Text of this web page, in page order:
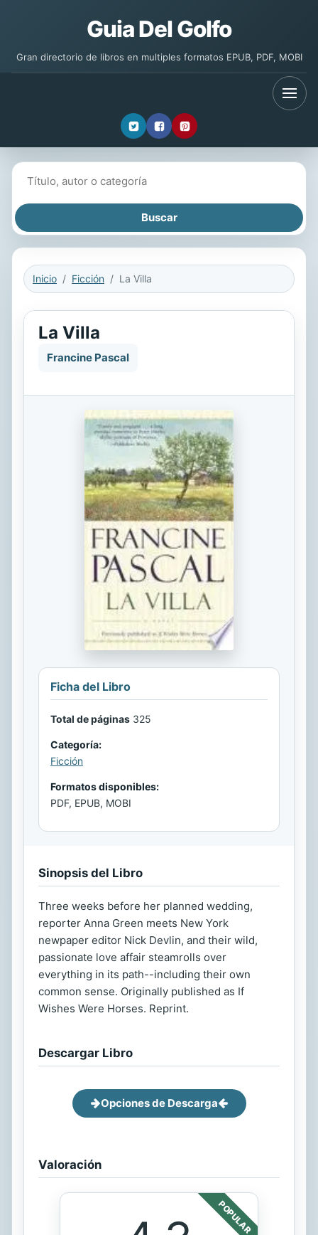
Guia Del Golfo
Gran directorio de libros en multiples formatos EPUB, PDF, MOBI
Inicio Ficción La Villa
La Villa
Francine Pascal
Ficha del Libro
Total de páginas 325
Categoría:
Ficción
Formatos disponibles:
PDF, EPUB, MOBI
Sinopsis del Libro
Three weeks before her planned wedding,
reporter Anna Green meets New York
newpaper editor Nick Devlin, and their wild,
passionate love affair steamrolls over
everything in its path--including their own
common sense. Originally published as If
Wishes Were Horses. Reprint.
Descargar Libro
Opciones de Descarga
Valoración
POPULAR